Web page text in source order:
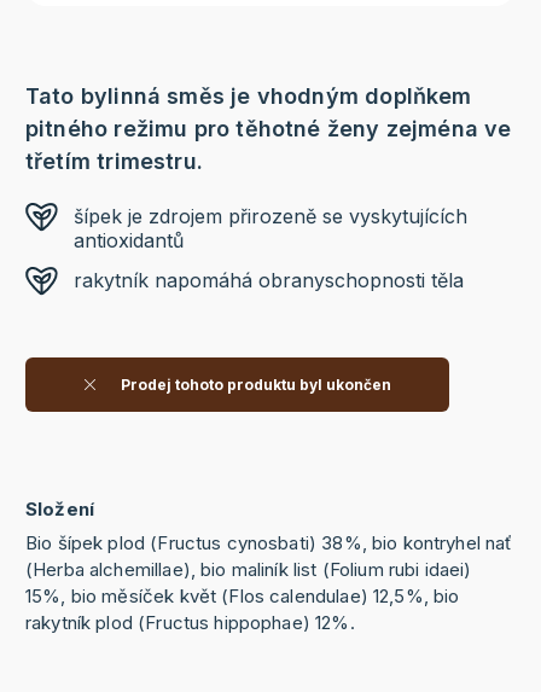
Tato bylinná směs je vhodným doplňkem
pitného režimu pro těhotné ženy zejména ve
třetím trimestru.
šípek je zdrojem přirozeně se vyskytujících
antioxidantů
rakytník napomáhá obranyschopnosti těla
Prodej tohoto produktu byl ukončen
Složení
Bio šípek plod (Fructus cynosbati) 38%, bio kontryhel nať
(Herba alchemillae), bio maliník list (Folium rubi idaei)
15%, bio měsíček květ (Flos calendulae) 12,5%, bio
rakytník plod (Fructus hippophae) 12%.